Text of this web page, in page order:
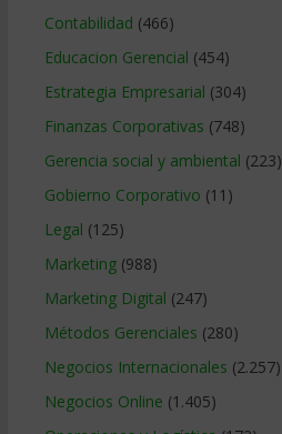
Contabilidad (466)
Educacion Gerencial (454)
Estrategia Empresarial (304)
Finanzas Corporativas (748)
Gerencia social y ambiental (223)
Gobierno Corporativo (11)
Legal (125)
Marketing(988)
Marketing Digital (247)
Métodos Gerenciales (280)
Negocios Internacionales (2.257)
Negocios Online (1.405)